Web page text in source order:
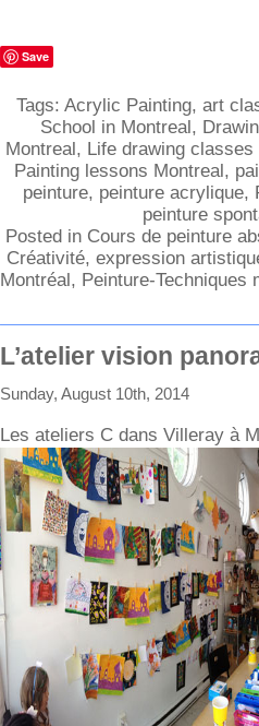
Save
Tags: Acrylic Painting, art
School in Montreal,
Montreal, Life drawing classes
Painting lessons Montreal,
peinture, peinture acrylique,
peinture
Posted in Cours de peinture
Créativité, expression
Montréal, Peinture-Techniques
L’atelier vision
Sunday, August 10th, 2014
Les ateliers C dans Villeray à